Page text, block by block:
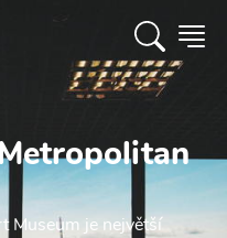
Museum je největší